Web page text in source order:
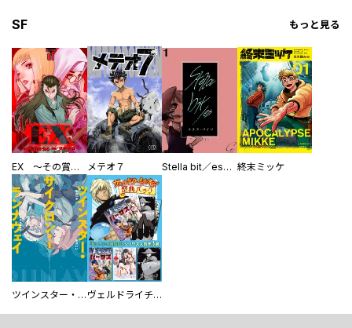
SF もっと見る
EX ～その賞金稼ぎは、世界の出口を探す～【単行本版】 メテオ７ Stella bit／es【単話版】 終末ミッケ
ツインスター・サイクロン・ランナウェイ ヴェルドライチオシ聖典パック 『転スラ』ミニ画集付き シリウス人気作３選